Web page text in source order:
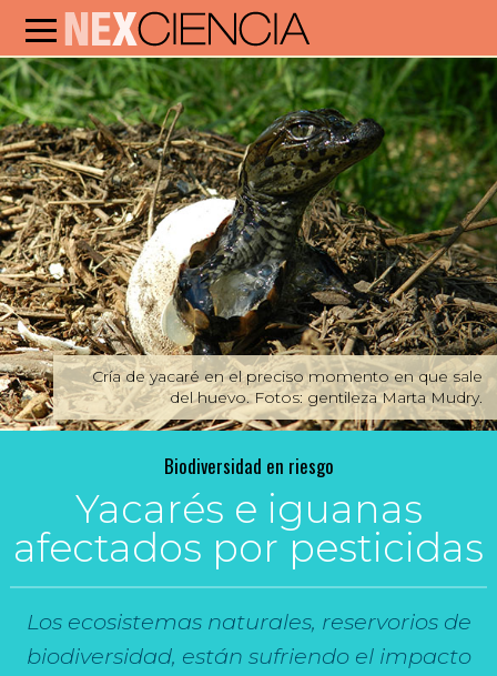
Cría de yacaré en el preciso momento en que sale
del huevo. Fotos: gentileza Marta Mudry.
Biodiversidad en riesgo
Yacarés e iguanas
afectados por pesticidas
Los ecosistemas naturales, reservorios de
biodiversidad, están sufriendo el impacto